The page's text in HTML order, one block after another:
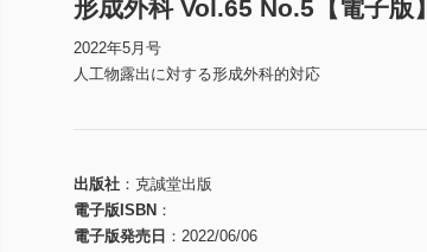
形成外科 Vol.65 No.5【電子版】
2022年5月号
人工物露出に対する形成外科的対応
出版社
克誠堂出版
電子版ISBN
電子版発売日
2022/06/06